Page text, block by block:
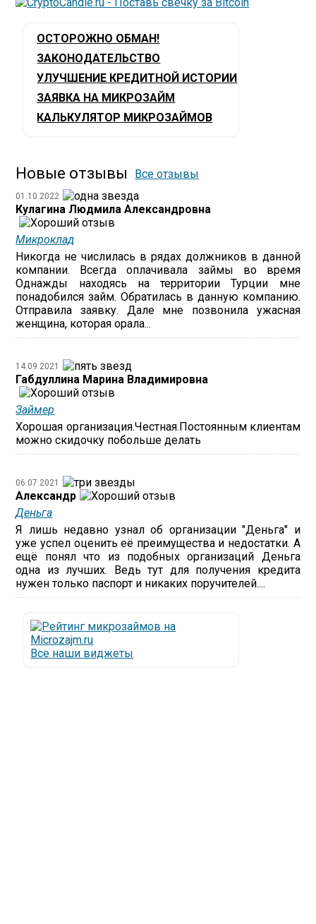
ОСТОРОЖНО ОБМАН!
ЗАКОНОДАТЕЛЬСТВО
УЛУЧШЕНИЕ КРЕДИТНОЙ ИСТОРИИ
ЗАЯВКА НА МИКРОЗАЙМ
КАЛЬКУЛЯТОР МИКРОЗАЙМОВ
Новые отзывы Все отзывы
01.10.2022
Кулагина Людмила Александровна
Микроклад
Никогда не числилась в рядах должников в данной
компании. Всегда оплачивала займы во время
Однажды находясь на территории Турции мне
понадобился займ. Обратилась в данную компанию.
Отправила заявку. Дале мне позвонила ужасная
женщина, которая орала...
14.09.2021
Габдуллина Марина Владимировна
Займер
Хорошая организация.Честная.Постоянным клиентам
можно скидочку побольше делать
06.07.2021
Александр
Деньга
Я лишь недавно узнал об организации "Деньга" и
уже успел оценить её преимущества и недостатки. А
ещё понял что из подобных организаций Деньга
одна из лучших. Ведь тут для получения кредита
нужен только паспорт и никаких поручителей....
Все наши виджеты